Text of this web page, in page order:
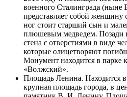
военного Сталинграда (ныне
представляет собой женщину
ног стоит старший сын и
плюшевым медведем. Позади
стена с отверстиями в виде
которые олицетворяют
Монумент находится в парке
«Волжский».
Площадь Ленина. Находится
крупная площадь города, в